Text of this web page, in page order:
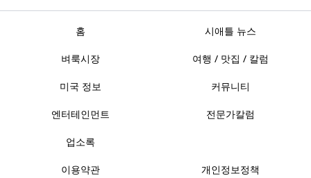
홈 시애틀 뉴스
벼룩시장 여행 / 맛집 / 칼럼
미국 정보 커뮤니티
엔터테인먼트 전문가칼럼
업소록
이용약관 개인정보정책